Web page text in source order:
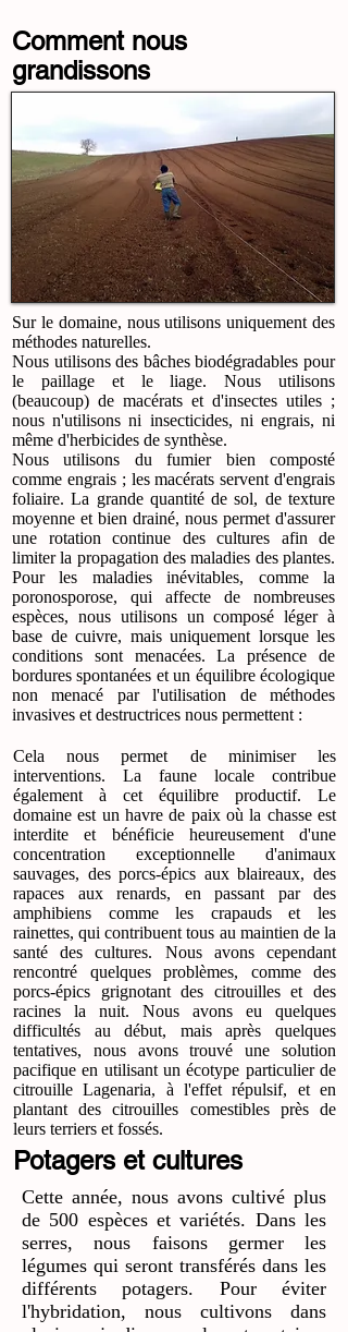
Comment nous
grandissons
Sur le domaine, nous utilisons uniquement des
méthodes naturelles.
Nous utilisons des bâches biodégradables pour
le paillage et le liage. Nous utilisons
(beaucoup) de macérats et d'insectes utiles ;
nous n'utilisons ni insecticides, ni engrais, ni
même d'herbicides de synthèse.
Nous utilisons du fumier bien composté
comme engrais ; les macérats servent d'engrais
foliaire. La grande quantité de sol, de texture
moyenne et bien drainé, nous permet d'assurer
une rotation continue des cultures afin de
limiter la propagation des maladies des plantes.
Pour les maladies inévitables, comme la
poronosporose, qui affecte de nombreuses
espèces, nous utilisons un composé léger à
base de cuivre, mais uniquement lorsque les
conditions sont menacées. La présence de
bordures spontanées et un équilibre écologique
non menacé par l'utilisation de méthodes
invasives et destructrices nous permettent :
Cela nous permet de minimiser les
interventions. La faune locale contribue
également à cet équilibre productif. Le
domaine est un havre de paix où la chasse est
interdite et bénéficie heureusement d'une
concentration exceptionnelle d'animaux
sauvages, des porcs-épics aux blaireaux, des
rapaces aux renards, en passant par des
amphibiens comme les crapauds et les
rainettes, qui contribuent tous au maintien de la
santé des cultures. Nous avons cependant
rencontré quelques problèmes, comme des
porcs-épics grignotant des citrouilles et des
racines la nuit. Nous avons eu quelques
difficultés au début, mais après quelques
tentatives, nous avons trouvé une solution
pacifique en utilisant un écotype particulier de
citrouille Lagenaria, à l'effet répulsif, et en
plantant des citrouilles comestibles près de
leurs terriers et fossés.
Potagers et cultures
Cette année, nous avons cultivé plus
de 500 espèces et variétés. Dans les
serres, nous faisons germer les
légumes qui seront transférés dans les
différents potagers. Pour éviter
l'hybridation, nous cultivons dans